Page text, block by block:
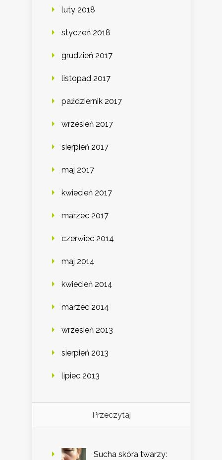
luty 2018
styczeń 2018
grudzień 2017
listopad 2017
październik 2017
wrzesień 2017
sierpień 2017
maj 2017
kwiecień 2017
marzec 2017
czerwiec 2014
maj 2014
kwiecień 2014
marzec 2014
wrzesień 2013
sierpień 2013
lipiec 2013
Przeczytaj
Sucha skóra twarzy: